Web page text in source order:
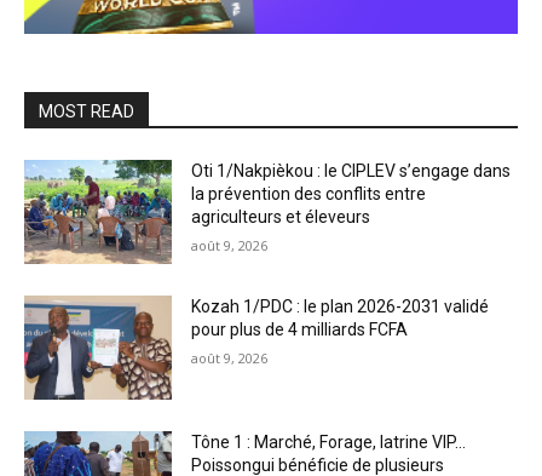
MOST READ
Oti 1/Nakpièkou : le CIPLEV s’engage dans
la prévention des conflits entre
agriculteurs et éleveurs
août 9, 2026
Kozah 1/PDC : le plan 2026-2031 validé
pour plus de 4 milliards FCFA
août 9, 2026
Tône 1 : Marché, Forage, latrine VIP…
Poissongui bénéficie de plusieurs